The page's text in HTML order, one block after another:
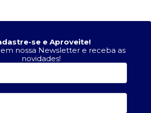
se e Aproveite!
nossa Newsletter e receba as
novidades!